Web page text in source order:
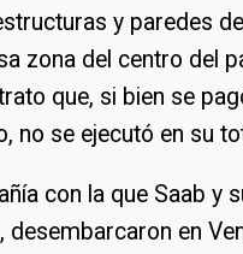
y paredes
zona del centro del
que, si bien se
no se ejecutó en su
con la que Saab y
en